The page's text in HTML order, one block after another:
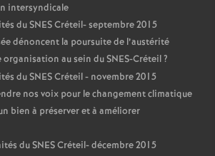
intersyndicale
duSNESCréteil- septembre 2015
dénoncent la poursuite de l’austérité
organisation au sein duSNES-Créteil?
duSNESCréteil - novembre 2015
nos voix pour le changement climatique
bien à préserver et à améliorer
duSNESCréteil- décembre 2015